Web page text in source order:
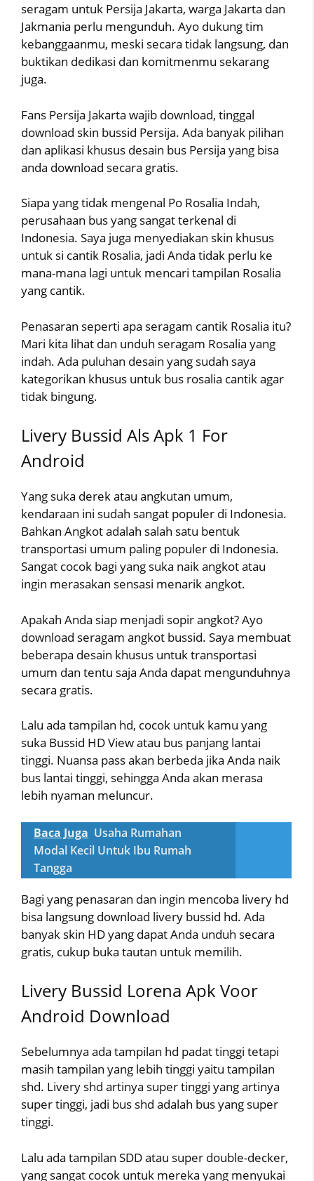
seragam untuk Persija Jakarta, warga Jakarta dan
Jakmania perlu mengunduh. Ayo dukung tim
kebanggaanmu, meski secara tidak langsung, dan
buktikan dedikasi dan komitmenmu sekarang
juga.
Fans Persija Jakarta wajib download, tinggal
download skin bussid Persija. Ada banyak pilihan
dan aplikasi khusus desain bus Persija yang bisa
anda download secara gratis.
Siapa yang tidak mengenal Po Rosalia Indah,
perusahaan bus yang sangat terkenal di
Indonesia. Saya juga menyediakan skin khusus
untuk si cantik Rosalia, jadi Anda tidak perlu ke
mana-mana lagi untuk mencari tampilan Rosalia
yang cantik.
Penasaran seperti apa seragam cantik Rosalia itu?
Mari kita lihat dan unduh seragam Rosalia yang
indah. Ada puluhan desain yang sudah saya
kategorikan khusus untuk bus rosalia cantik agar
tidak bingung.
Livery Bussid Als Apk 1 For
Android
Yang suka derek atau angkutan umum,
kendaraan ini sudah sangat populer di Indonesia.
Bahkan Angkot adalah salah satu bentuk
transportasi umum paling populer di Indonesia.
Sangat cocok bagi yang suka naik angkot atau
ingin merasakan sensasi menarik angkot.
Apakah Anda siap menjadi sopir angkot? Ayo
download seragam angkot bussid. Saya membuat
beberapa desain khusus untuk transportasi
umum dan tentu saja Anda dapat mengunduhnya
secara gratis.
Lalu ada tampilan hd, cocok untuk kamu yang
suka Bussid HD View atau bus panjang lantai
tinggi. Nuansa pass akan berbeda jika Anda naik
bus lantai tinggi, sehingga Anda akan merasa
lebih nyaman meluncur.
Baca Juga Usaha Rumahan
Modal Kecil Untuk Ibu Rumah
Tangga
Bagi yang penasaran dan ingin mencoba livery hd
bisa langsung download livery bussid hd. Ada
banyak skin HD yang dapat Anda unduh secara
gratis, cukup buka tautan untuk memilih.
Livery Bussid Lorena Apk Voor
Android Download
Sebelumnya ada tampilan hd padat tinggi tetapi
masih tampilan yang lebih tinggi yaitu tampilan
shd. Livery shd artinya super tinggi yang artinya
super tinggi, jadi bus shd adalah bus yang super
tinggi.
Lalu ada tampilan SDD atau super double-decker,
yang sangat cocok untuk mereka yang menyukai